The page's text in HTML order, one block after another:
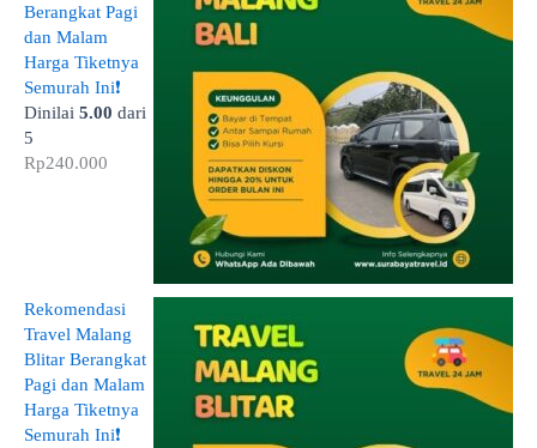
Berangkat Pagi
dan Malam
Harga Tiketnya
Semurah Ini❗
Dinilai 5.00 dari
5
Rp240.000
Rekomendasi
Travel Malang
Blitar Berangkat
Pagi dan Malam
Harga Tiketnya
Semurah Ini❗